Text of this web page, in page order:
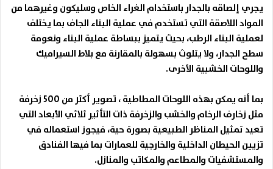
يجري إلصاقه بالجدار باستخدام الغراء الخاص وسليكون وغيرهما من
المواد اللاصقة التي تستخدم في عملية البناء الجاف بما يختلف
لعملية البناء الرطب، بحيث يتميز ببساطة عملية البناء ونعومة
سطح الجدار، ولا يتلوث بسهولة بالمقارنة مع بلاط السيراميك
واللوحات الخشبية الأخرى.
بما أنه يمكن بهذه اللوحات المطاطية ، تصوير أكثر من 500 زخرفة
مثل زخارف الرخام والخشب والزخرفة ذات التأثير ثلاثي الأبعاد التي
تعيد تمثيل المناظر الطبيعية بصورة حية، فيجوز استعماله في
تزيين الحيطان الداخلية والخارجية للعمارات بما فيها الفنادق
والمستشفيات والمطاعم والمكاتب والمنازل.